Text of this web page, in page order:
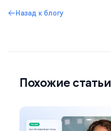
Назад к блогу
Похожие статьи